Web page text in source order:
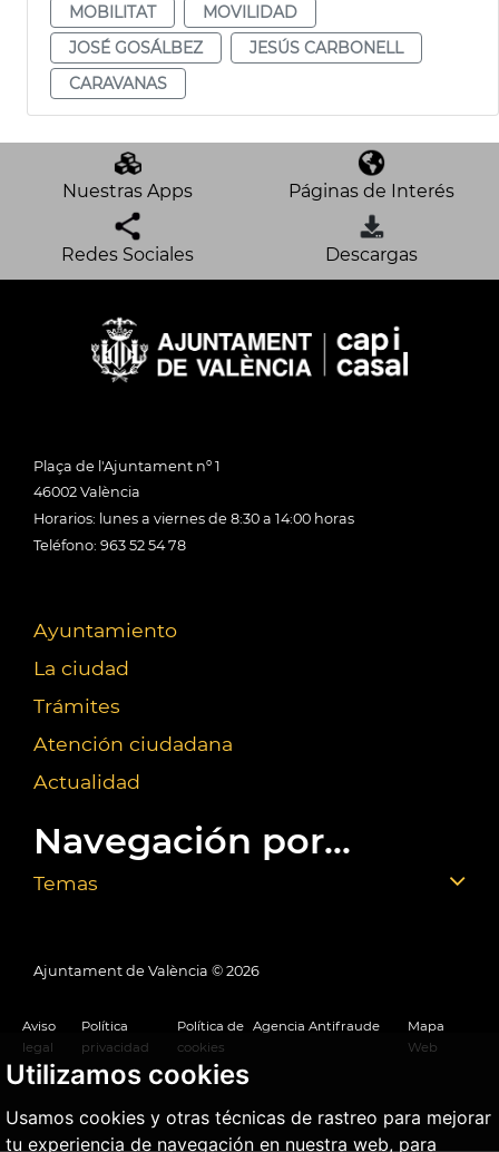
Utilizamos cookies
Usamos cookies y otras técnicas de rastreo para mejorar
tu experiencia de navegación en nuestra web, para
MOBILITAT
MOVILIDAD
JOSÉ GOSÁLBEZ
JESÚS CARBONELL
CARAVANAS
Nuestras Apps Páginas de Interés
Redes Sociales Descargas
Plaça de l'Ajuntament nº 1
46002 València
Horarios: lunes a viernes de 8:30 a 14:00 horas
Teléfono: 963 52 54 78
Ayuntamiento
La ciudad
Trámites
Atención ciudadana
Actualidad
Navegación por...
Temas
Ajuntament de València © 2026
Aviso
legal
Política
privacidad
Política de
cookies
Agencia Antifraude
Mapa
Web